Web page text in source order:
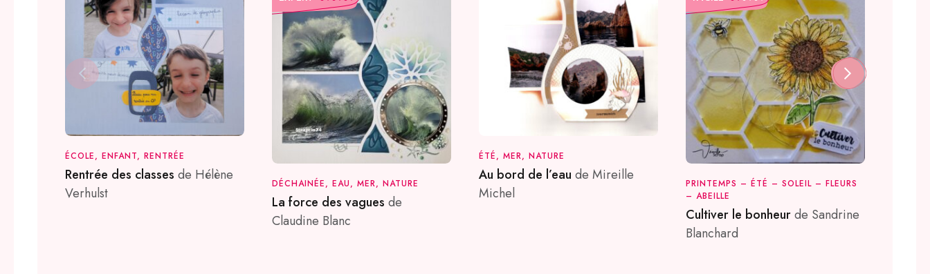
ÉCOLE, ENFANT, RENTRÉE
Rentrée des classesde Hélène
Verhulst
DÉCHAINÉE, EAU, MER, NATURE
La force des vaguesde
Claudine Blanc
ÉTÉ, MER, NATURE
Au bord de l’eaude Mireille
Michel
PRINTEMPS – ÉTÉ – SOLEIL – FLEURS
– ABEILLE
Cultiver le bonheurde Sandrine
Blanchard